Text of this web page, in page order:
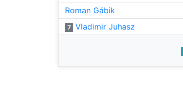
Roman Gábik
7 Vladimir Juhasz